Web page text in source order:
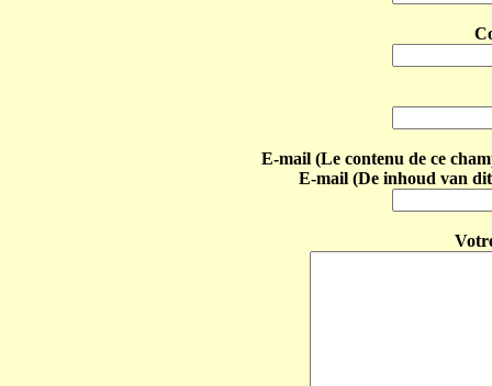
E-mail (Le contenu de ce
E-mail (De inhoud van